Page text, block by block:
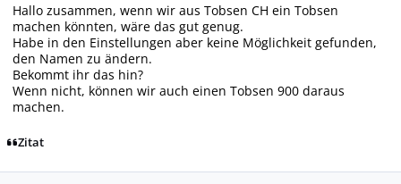
Hallo zusammen, wenn wir aus Tobsen CH ein Tobsen
machen könnten, wäre das gut genug.
Habe in den Einstellungen aber keine Möglichkeit gefunden,
den Namen zu ändern.
Bekommt ihr das hin?
Wenn nicht, können wir auch einen Tobsen 900 daraus
machen.
Zitat